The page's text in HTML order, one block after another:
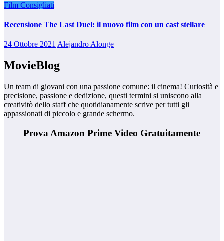
Film Consigliati
Recensione The Last Duel: il nuovo film con un cast stellare
24 Ottobre 2021 Alejandro Alonge
MovieBlog
Un team di giovani con una passione comune: il cinema! Curiosità e
precisione, passione e dedizione, questi termini si uniscono alla
creativitò dello staff che quotidianamente scrive per tutti gli
appassionati di piccolo e grande schermo.
Prova Amazon Prime Video Gratuitamente